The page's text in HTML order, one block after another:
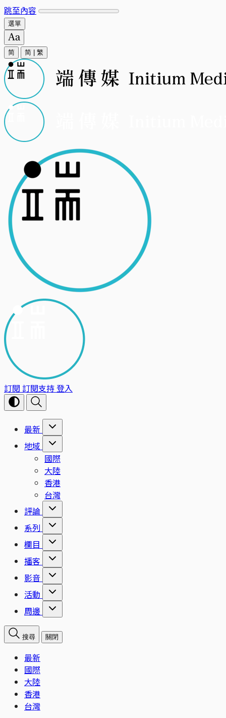
跳至內容
選單
简 简 繁
訂閱 訂閱支持登入
最新
地域
國際
大陸
香港
台灣
評論
系列
欄目
播客
影音
活動
周邊
搜尋 關閉
最新
國際
大陸
香港
台灣